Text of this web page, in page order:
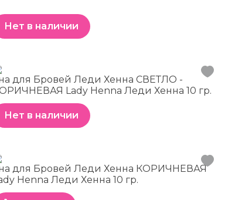
Нет в наличии
для Бровей Леди Хенна СВЕТЛО -
Lady Henna Леди Хенна 10 гр.
Нет в наличии
для Бровей Леди Хенна КОРИЧНЕВАЯ
Henna Леди Хенна 10 гр.